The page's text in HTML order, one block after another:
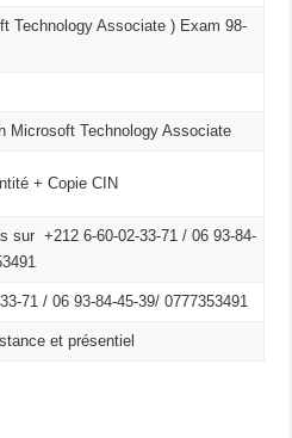
Technology Associate ) Exam 98-
Microsoft Technology Associate
+ Copie CIN
sur +212 6-60-02-33-71 / 06 93-84-
71 / 06 93-84-45-39/ 0777353491
et présentiel